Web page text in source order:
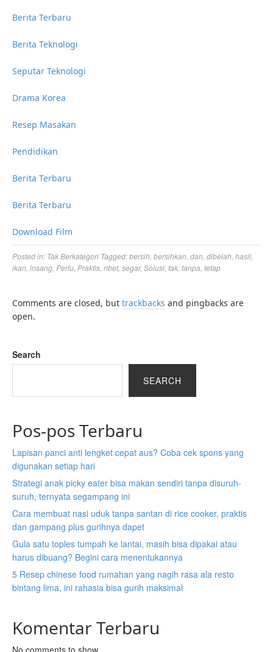
Berita Terbaru
Berita Teknologi
Seputar Teknologi
Drama Korea
Resep Masakan
Pendidikan
Berita Terbaru
Berita Terbaru
Download Film
Posted in: Tak Berkategori Tagged:bersih bersihkan dan dibelah hasil
ikan insang Perlu Praktis ribet, segar, Solusi tak tanpa tetap
Comments are closed, but trackbacks and pingbacks are
open.
Search
SEARCH
Pos-pos Terbaru
Lapisan panci anti lengket cepat aus? Coba cek spons yang
digunakan setiap hari
Strategi anak picky eater bisa makan sendiri tanpa disuruh-
suruh, ternyata segampang ini
Cara membuat nasi uduk tanpa santan di rice cooker, praktis
dan gampang plus gurihnya dapet
Gula satu toples tumpah ke lantai, masih bisa dipakai atau
harus dibuang? Begini cara menentukannya
5 Resep chinese food rumahan yang nagih rasa ala resto
bintang lima, ini rahasia bisa gurih maksimal
Komentar Terbaru
No comments to show.